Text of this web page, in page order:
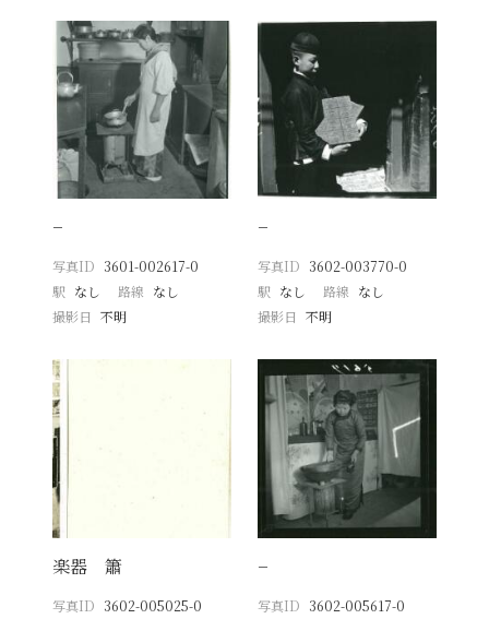
−
写真ID 3601-002617-0
駅 なし 路線 なし
撮影日
不明
−
写真ID 3602-003770-0
駅 なし 路線 なし
撮影日 不明
楽器 簫
写真ID 3602-005025-0
−
写真ID 3602-005617-0